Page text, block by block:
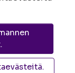
Joensuu |
70211